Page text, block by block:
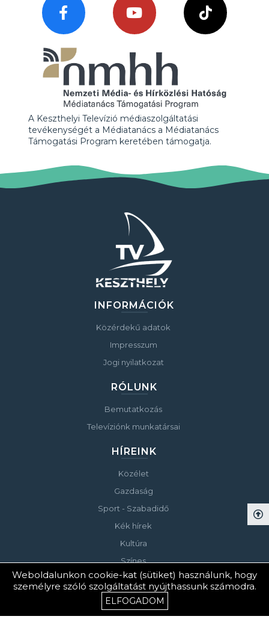
A Keszthelyi Televízió médiaszolgáltatási
tevékenységét a Médiatanács a Médiatanács
Támogatási Program keretében támogatja.
INFORMÁCIÓK
Közérdekű adatok
Impresszum
Jogi nyilatkozat
RÓLUNK
Bemutatkozás
Televíziónk munkatársai
HÍREINK
Közélet
Gazdaság
Sport - Szabadidő
Kék hírek
Kultúra
Színes
Életmód - Gasztronómia
Választás 2024
Választás 2026
Weboldalunkon cookie-kat (sütiket) használunk, hogy
személyre szóló szolgáltatást nyújthassunk számodra.
ELFOGADOM